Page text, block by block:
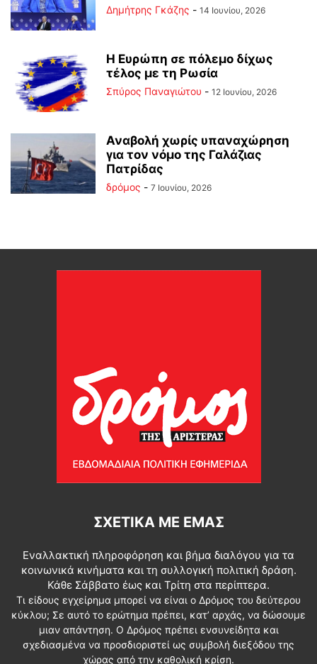
Δημήτρης Γκάζης - 14 Ιουνίου, 2026
Η Ευρώπη σε πόλεμο δίχως
τέλος με τη Ρωσία
Σπύρος Παναγιώτου - 12 Ιουνίου, 2026
Αναβολή χωρίς υπαναχώρηση
για τον νόμο της Γαλάζιας
Πατρίδας
δρόμος - 7 Ιουνίου, 2026
ΣΧΕΤΙΚΆ ΜΕ ΕΜΆΣ
Εναλλακτική πληροφόρηση και βήμα διαλόγου για τα
κοινωνικά κινήματα και τη συλλογική πολιτική δράση.
Κάθε Σάββατο έως και Τρίτη στα περίπτερα.
Τι είδους εγχείρημα μπορεί να είναι ο Δρόμος του δεύτερου
κύκλου; Σε αυτό το ερώτημα πρέπει, κατ’ αρχάς, να δώσουμε
μιαν απάντηση. Ο Δρόμος πρέπει ενσυνείδητα και
σχεδιασμένα να προσδιοριστεί ως συμβολή διεξόδου της
χώρας από την καθολική κρίση.